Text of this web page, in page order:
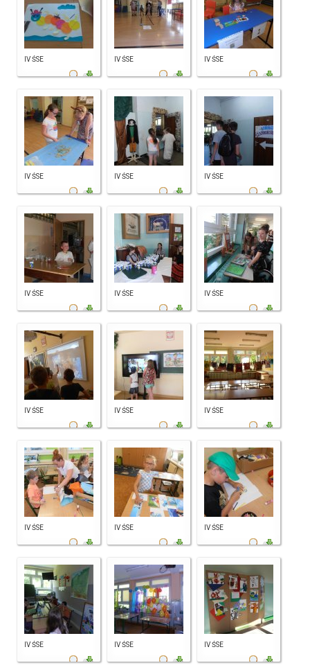
IV ŚSE IV ŚSE IV ŚSE
IV ŚSE IV ŚSE IV ŚSE
IV ŚSE IV ŚSE IV ŚSE
IV ŚSE IV ŚSE IV ŚSE
IV ŚSE IV ŚSE IV ŚSE
IV ŚSE IV ŚSE IV ŚSE